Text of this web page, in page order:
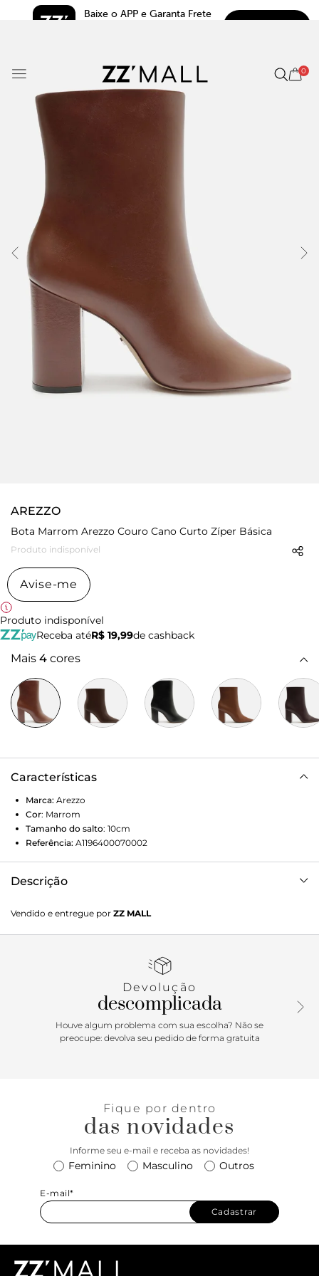
Baixe o APP e Garanta Frete
0
AREZZO
Bota Marrom Arezzo Couro Cano Curto Zíper Básica
Produto indisponível
Avise-me
Produto indisponível
Receba atéR$ 19,99de cashback
Mais 4 cores
Características
Marca: Arezzo
Cor: Marrom
Tamanho do salto: 10cm
Referência: A1196400070002
Descrição
curto, salto alto bloco e ponta fina. Traz cabedal ajustado ao
pé e fecho em zíper na lateral interna do cano.
Vendido e entregue por ZZ MALL
Devolução
descomplicada
Houve algum problema com sua escolha? Não se
preocupe: devolva seu pedido de forma gratuita
Fique por dentro
das novidades
Informe seu e-mail e receba as novidades!
Feminino Masculino Outros
E-mail*
Cadastrar